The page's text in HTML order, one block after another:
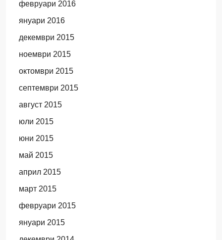
февруари 2016
януари 2016
декември 2015
ноември 2015
октомври 2015
септември 2015
август 2015
юли 2015
юни 2015
май 2015
април 2015
март 2015
февруари 2015
януари 2015